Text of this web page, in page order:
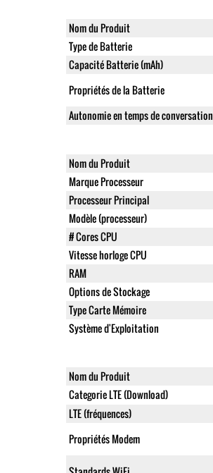
Nom du Produit
Type de Batterie
Capacité Batterie (mAh)
Propriétés de la Batterie
Autonomie en temps de conversation
Nom du Produit
Marque Processeur
Processeur Principal
Modèle (processeur)
# Cores CPU
Vitesse horloge CPU
RAM
Options de Stockage
Type Carte Mémoire
Système d'Exploitation
Nom du Produit
Categorie LTE (Download)
LTE (fréquences)
Propriétés Modem